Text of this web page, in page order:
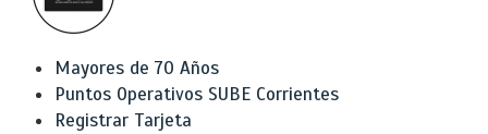
Mayores de 70 Años
Puntos Operativos SUBE Corrientes
Registrar Tarjeta